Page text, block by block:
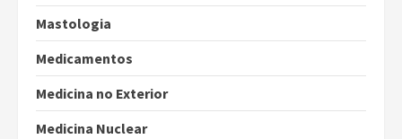
Mastologia
Medicamentos
Medicina no Exterior
Medicina Nuclear